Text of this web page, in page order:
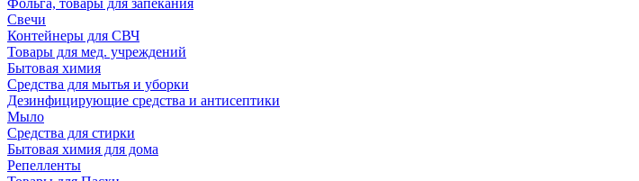
Фольга, товары для запекания
Свечи
Контейнеры для СВЧ
Товары для мед. учреждений
Бытовая химия
Средства для мытья и уборки
Дезинфицирующие средства и антисептики
Мыло
Средства для стирки
Бытовая химия для дома
Репелленты